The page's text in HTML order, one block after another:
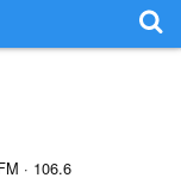
· 106.6